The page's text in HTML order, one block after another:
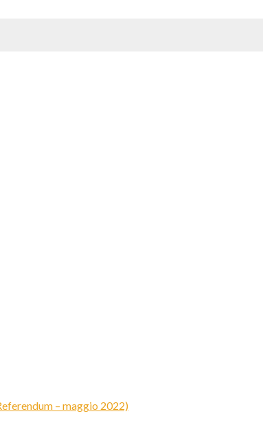
– maggio 2022)